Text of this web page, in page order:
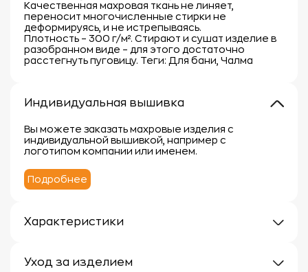
Качественная махровая ткань не линяет,
переносит многочисленные стирки не
деформируясь, и не истрепываясь.
Плотность – 300 г/м². Стирают и сушат изделие в
разобранном виде – для этого достаточно
расстегнуть пуговицу. Теги: Для бани, Чалма
Индивидуальная вышивка
Вы можете заказать махровые изделия с
индивидуальной вышивкой, например с
логотипом компании или именем.
Подробнее
Характеристики
Материал: 100% хлопок
Уход за изделием